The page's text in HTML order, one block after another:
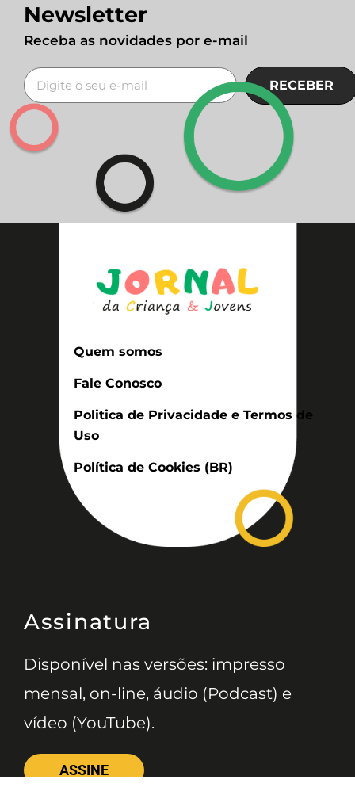
Newsletter
Receba as novidades por e-mail
RECEBER
Quem somos
Fale Conosco
Politica de Privacidade e Termos de
Uso
Política de Cookies (BR)
Assinatura
Disponível nas versões: impresso
mensal, on-line, áudio (Podcast) e
vídeo (YouTube).
ASSINE